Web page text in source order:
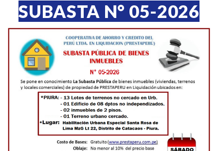
SUBASTA N° 05-2026